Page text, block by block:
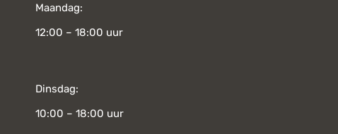
Maandag:
12:00 – 18:00 uur
Dinsdag:
10:00 – 18:00 uur